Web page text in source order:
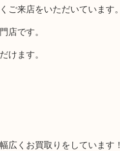
来店をいただいています。
店です。
けます。
広くお買取りをしています！